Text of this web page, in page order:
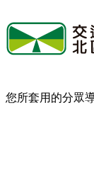
您所套用的分眾